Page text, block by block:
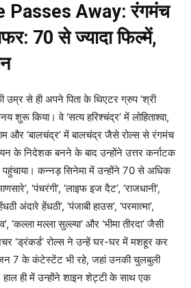
Passes Away: रंगमंच
70 से ज्यादा फिल्में,
उम्र से ही अपने पिता के थिएटर ग्रुप ‘श्री
शुरू किया। वे ‘सत्य हरिश्चंद्र’ में लोहिताश्वा,
और ‘बालचंद्र’ में बालचंद्र जैसे रोल्स से रंगमंच
के निदेशक बनने के बाद उन्होंने उत्तर कर्नाटक
कन्नड़ सिनेमा में उन्होंने 70 से अधिक
‘पंचरंगी’, ‘लाइफ इज दैट’, ‘राजधानी’,
अंदारे हेंधठी’, ‘पंजाबी हाउस’, ‘परमात्मा’,
‘कल्ला मल्ला सुल्ल्या’ और ‘भीमा तीरदा’ जैसी
‘ड्रंकर्ड’ रोल्स ने उन्हें घर-घर में मशहूर कर
7 के कंटेस्टेंट भी रहे, जहां उनकी चुलबुली
हाल ही में उन्होंने शाइन शेट्टी के साथ एक